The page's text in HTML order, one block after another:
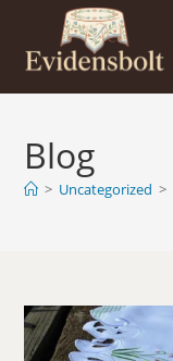
content
Blog
> Uncategorized >